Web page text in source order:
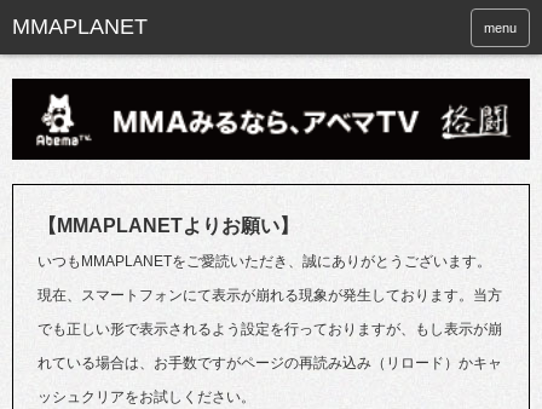
menu
【MMAPLANETよりお願い】
いつもMMAPLANETをご愛読いただき、誠にありがとうございます。
現在、スマートフォンにて表示が崩れる現象が発生しております。当方
でも正しい形で表示されるよう設定を行っておりますが、もし表示が崩
れている場合は、お手数ですがページの再読み込み（リロード）かキャ
ッシュクリアをお試しください。